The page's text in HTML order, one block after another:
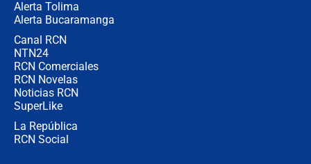
Alerta Tolima
Alerta Bucaramanga
Canal RCN
NTN24
RCN Comerciales
RCN Novelas
Noticias RCN
SuperLike
La República
RCN Social